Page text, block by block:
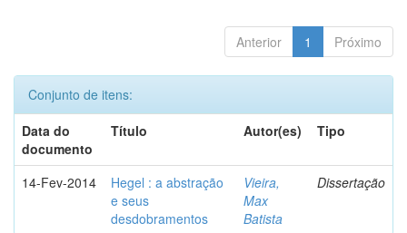
Anterior 1 Próximo
Conjunto de itens:
Data do
documento
Título Autor(es) Tipo
14-Fev-2014
Hegel : a abstração
e seus
desdobramentos
Vieira,
Max
Batista
Dissertação